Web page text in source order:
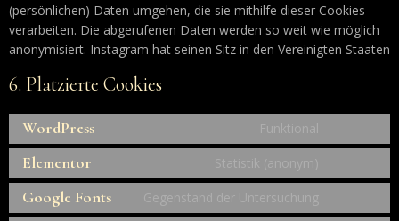
(persönlichen) Daten umgehen, die sie mithilfe dieser Cookies
verarbeiten. Die abgerufenen Daten werden so weit wie möglich
anonymisiert. Instagram hat seinen Sitz in den Vereinigten Staaten
6. Platzierte Cookies
WordPress Funktional
Elementor Statistik (anonym)
Google Fonts Gegenstand der Untersuchung